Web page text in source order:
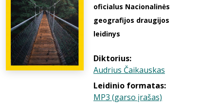
oficialus Nacionalinės
geografijos draugijos
leidinys
Diktorius:
Audrius Čaikauskas
Leidinio formatas:
MP3 (garso įrašas)